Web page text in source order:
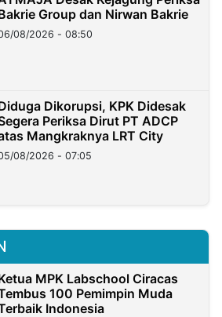
Group dan Nirwan Bakrie
08/2026 - 08:50
Dikorupsi, KPK Didesak
Periksa Dirut PT ADCP
Mangkraknya LRT City
08/2026 - 07:05
MPK Labschool Ciracas
100 Pemimpin Muda
Indonesia